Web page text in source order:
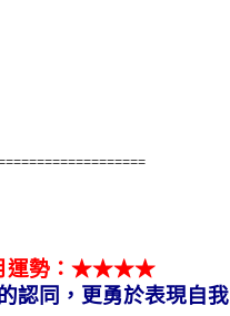
運勢：★★★★
認同，更勇於表現自我